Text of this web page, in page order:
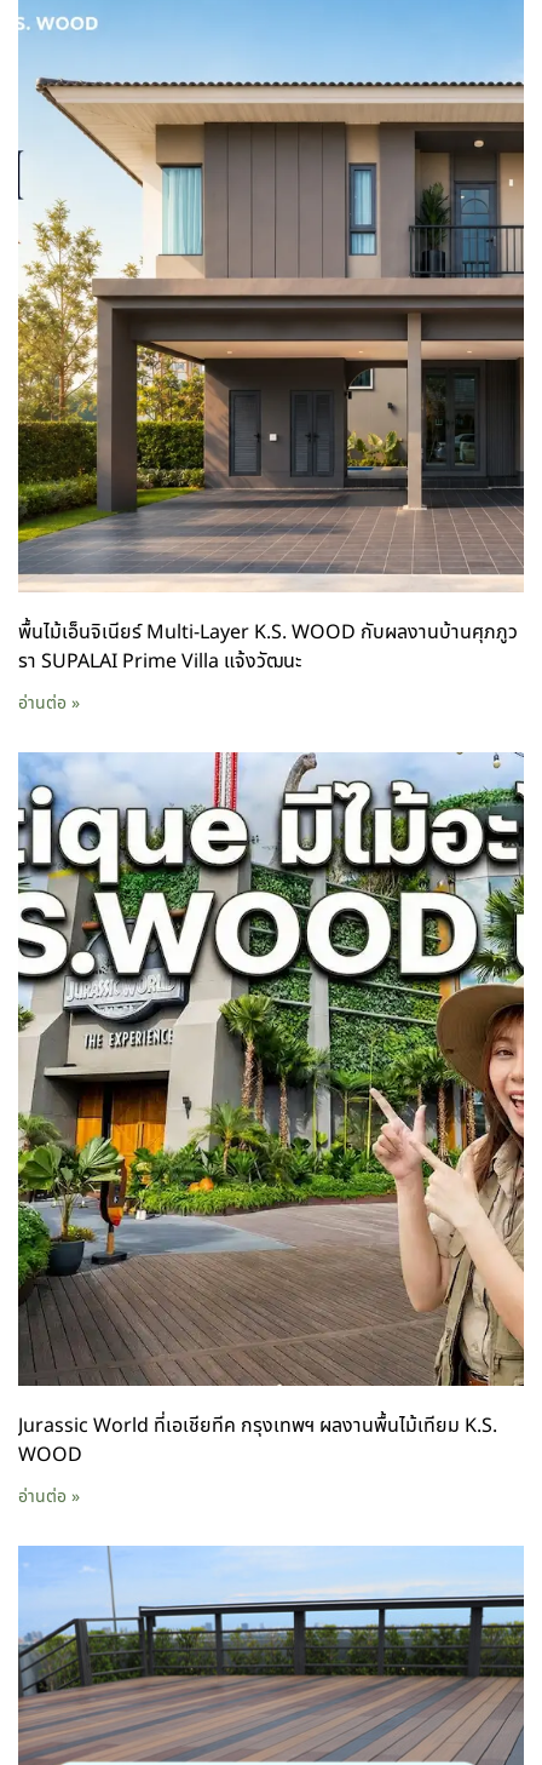
พื้นไม้เอ็นจิเนียร์ Multi-Layer K.S. WOOD กับผลงานบ้านศุภภูว
รา SUPALAI Prime Villa แจ้งวัฒนะ
อ่านต่อ »
Jurassic World ที่เอเชียทีค กรุงเทพฯ ผลงานพื้นไม้เทียม K.S.
WOOD
อ่านต่อ »